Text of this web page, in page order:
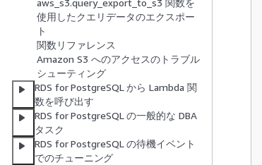
aws_s3.query_export_to_s3 関数を
使用したクエリデータのエクスポー
ト
関数リファレンス
Amazon S3 へのアクセスのトラブル
シューティング
RDS for PostgreSQL から Lambda 関
数を呼び出す
RDS for PostgreSQL の一般的な DBA
タスク
RDS for PostgreSQL の待機イベント
でのチューニング